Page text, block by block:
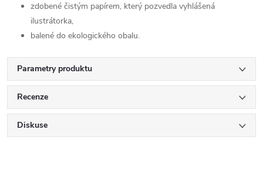
zdobené čistým papírem, který pozvedla vyhlášená
ilustrátorka,
balené do ekologického obalu.
Parametry produktu
Recenze
Diskuse